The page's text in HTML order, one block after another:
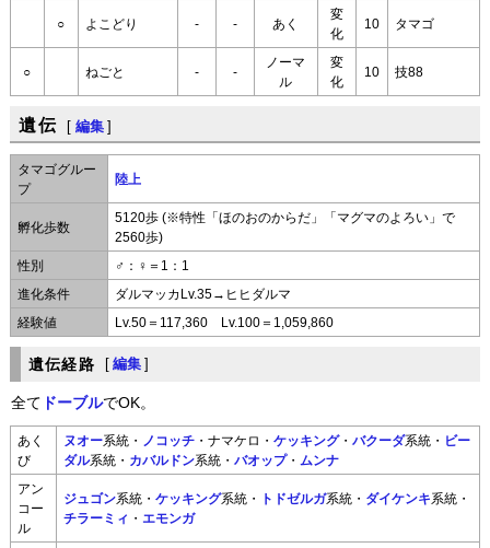
○ よこどり - - あく
変
化
10 タマゴ
○ ねごと - -
ノーマ
ル
変
化
10 技88
遺伝 [ 編集 ]
タマゴグルー
プ
陸上
孵化歩数
5120歩 (※特性「ほのおのからだ」「マグマのよろい」で
2560歩)
性別 ♂：♀＝1：1
進化条件 ダルマッカLv.35→ヒヒダルマ
経験値 Lv.50＝117,360 Lv.100＝1,059,860
遺伝経路 [ 編集 ]
全て ドーブルでOK。
あく
び
ヌオー系統・ ノコッチ・ナマケロ・ ケッキング・ バクーダ系統・ ビー
ダル系統・ カバルドン系統・ バオップ・ ムンナ
アン
コー
ル
ジュゴン系統・ ケッキング系統・ トドゼルガ系統・ ダイケンキ系統・
チラーミィ ・ エモンガ